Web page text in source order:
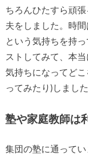
ちろんひたすら頑
夫をしました。時
という気持ちを持
ストしてみて、本
気持ちになってど
ってみたり)しました
塾や家庭教師は
集団の塾に通って